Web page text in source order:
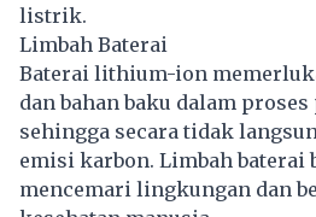
listrik.
Limbah Baterai
Baterai lithium-ion
dan bahan baku dalam
sehingga secara tidak
emisi karbon. Limbah baterai
mencemari lingkungan dan